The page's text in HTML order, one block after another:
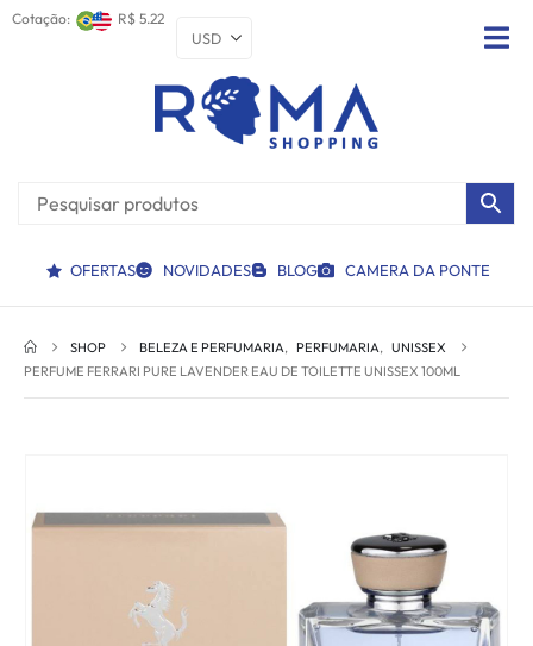
Cotação: R$ 5.22
OFERTAS NOVIDADES BLOG CAMERA DA PONTE
SHOP BELEZA E PERFUMARIA, PERFUMARIA, UNISSEX
PERFUME FERRARI PURE LAVENDER EAU DE TOILETTE UNISSEX 100ML